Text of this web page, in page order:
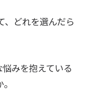
、どれを選んだら
みを抱えている